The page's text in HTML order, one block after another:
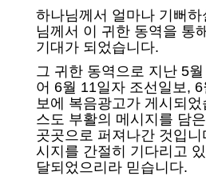
하나님께서 얼마나 기뻐
님께서 이 귀한 동역을 통
기대가 되었습니다.
그 귀한 동역으로 지난 5월
어 6월 11일자 조선일보,
보에 복음광고가 게시되었
스도 부활의 메시지를 담
곳곳으로 퍼져나간 것입니
시지를 간절히 기다리고
달되었으리라 믿습니다.